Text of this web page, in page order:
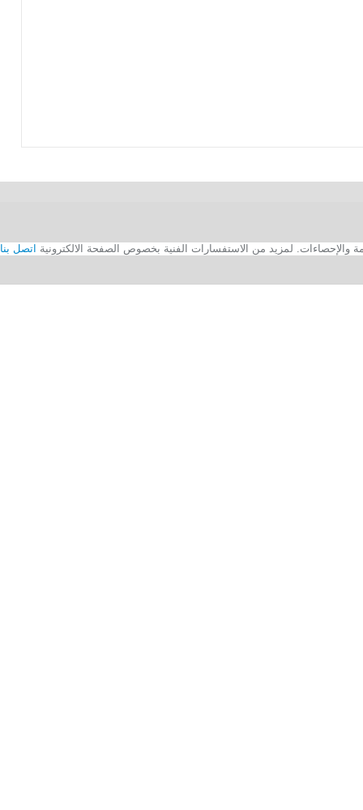
اتصل بنا